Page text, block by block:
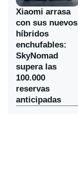
Xiaomi arrasa
con sus nuevos
híbridos
enchufables:
SkyNomad
supera las
100.000
reservas
anticipadas